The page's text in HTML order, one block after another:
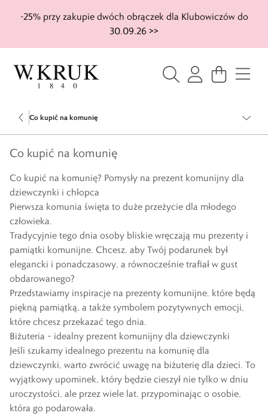
-25% przy zakupie dwóch obrączek dla Klubowiczów do
30.09.26 >>
Co kupić na komunię
Co kupić na komunię
Co kupić na komunię? Pomysły na prezent komunijny dla
dziewczynki i chłopca
Pierwsza komunia święta to duże przeżycie dla młodego
człowieka.
Tradycyjnie tego dnia osoby bliskie wręczają mu prezenty i
pamiątki komunijne. Chcesz, aby Twój podarunek był
elegancki i ponadczasowy, a równocześnie trafiał w gust
obdarowanego?
Przedstawiamy inspiracje na prezenty komunijne, które będą
piękną pamiątką, a także symbolem pozytywnych emocji,
które chcesz przekazać tego dnia.
Biżuteria – idealny prezent komunijny dla dziewczynki
Jeśli szukamy idealnego prezentu na komunię dla
dziewczynki, warto zwrócić uwagę na biżuterię dla dzieci. To
wyjątkowy upominek, który będzie cieszył nie tylko w dniu
uroczystości, ale przez wiele lat, przypominając o osobie,
która go podarowała.